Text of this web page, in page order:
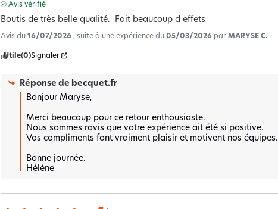
Avis vérifié
Boutis de très belle qualité.  Fait beaucoup d effets
Avis du16/07/2026 , suite à une expérience du05/03/2026 parMARYSE C.
Utile(0)Signaler
Réponse de becquet.fr
Bonjour Maryse,
Merci beaucoup pour ce retour enthousiaste.
Nous sommes ravis que votre expérience ait été si positive.
Vos compliments font vraiment plaisir et motivent nos équipes.
Bonne journée.
Hélène